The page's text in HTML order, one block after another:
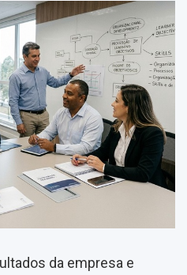
da empresa e